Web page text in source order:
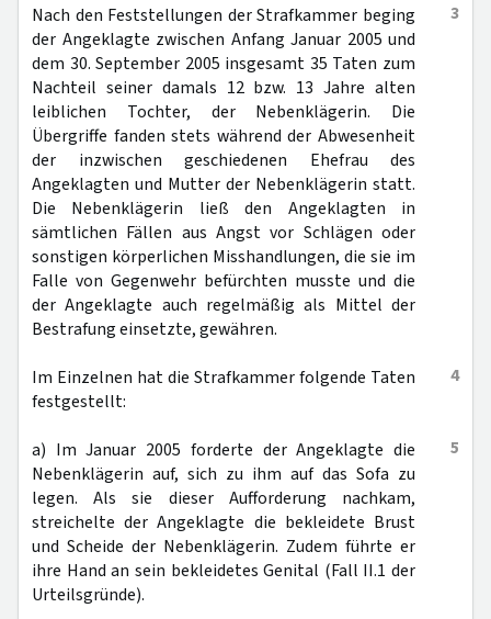
3
Nach den Feststellungen der Strafkammer beging
der Angeklagte zwischen Anfang Januar 2005 und
dem 30. September 2005 insgesamt 35 Taten zum
Nachteil seiner damals 12 bzw. 13 Jahre alten
leiblichen Tochter, der Nebenklägerin. Die
Übergriffe fanden stets während der Abwesenheit
der inzwischen geschiedenen Ehefrau des
Angeklagten und Mutter der Nebenklägerin statt.
Die Nebenklägerin ließ den Angeklagten in
sämtlichen Fällen aus Angst vor Schlägen oder
sonstigen körperlichen Misshandlungen, die sie im
Falle von Gegenwehr befürchten musste und die
der Angeklagte auch regelmäßig als Mittel der
Bestrafung einsetzte, gewähren.
4
Im Einzelnen hat die Strafkammer folgende Taten
festgestellt:
5
a) Im Januar 2005 forderte der Angeklagte die
Nebenklägerin auf, sich zu ihm auf das Sofa zu
legen. Als sie dieser Aufforderung nachkam,
streichelte der Angeklagte die bekleidete Brust
und Scheide der Nebenklägerin. Zudem führte er
ihre Hand an sein bekleidetes Genital (Fall II.1 der
Urteilsgründe).